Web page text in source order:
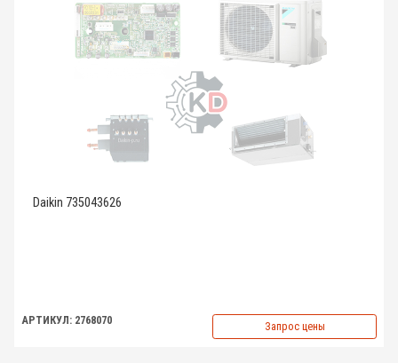
Daikin 735043626
АРТИКУЛ: 2768070 Запрос цены